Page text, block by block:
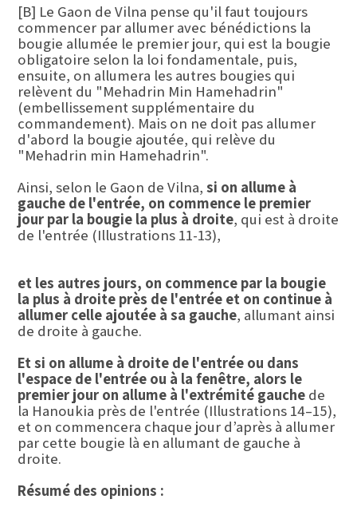
[B] Le Gaon de Vilna pense qu'il faut toujours
commencer par allumer avec bénédictions la
bougie allumée le premier jour, qui est la bougie
obligatoire selon la loi fondamentale, puis,
ensuite, on allumera les autres bougies qui
relèvent du "Mehadrin Min Hamehadrin"
(embellissement supplémentaire du
commandement). Mais on ne doit pas allumer
d'abord la bougie ajoutée, qui relève du
"Mehadrin min Hamehadrin".
Ainsi, selon le Gaon de Vilna,si on allume à
gauche de l'entrée, on commence le premier
jour par la bougie la plus à droite, qui est à droite
de l'entrée (Illustrations 11-13),
et les autres jours, on commence par la bougie
la plus à droite près de l'entrée et on continue à
allumer celle ajoutée à sa gauche, allumant ainsi
de droite à gauche.
Et si on allume à droite de l'entrée ou dans
l'espace de l'entrée ou à la fenêtre, alors le
premier jour on allume à l'extrémité gauche de
la Hanoukia près de l'entrée (Illustrations 14–15),
et on commencera chaque jour d’après à allumer
par cette bougie là en allumant de gauche à
droite.
Résumé des opinions :